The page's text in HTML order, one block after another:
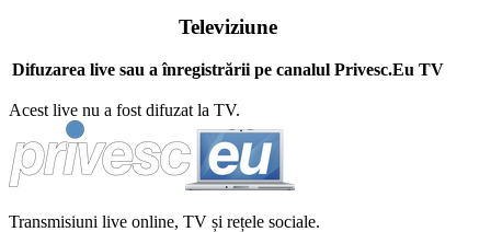
Televiziune
Difuzarea live sau a înregistrării pe canalul Privesc.Eu TV
Acest live nu a fost difuzat la TV.
Transmisiuni live online, TV și rețele sociale.